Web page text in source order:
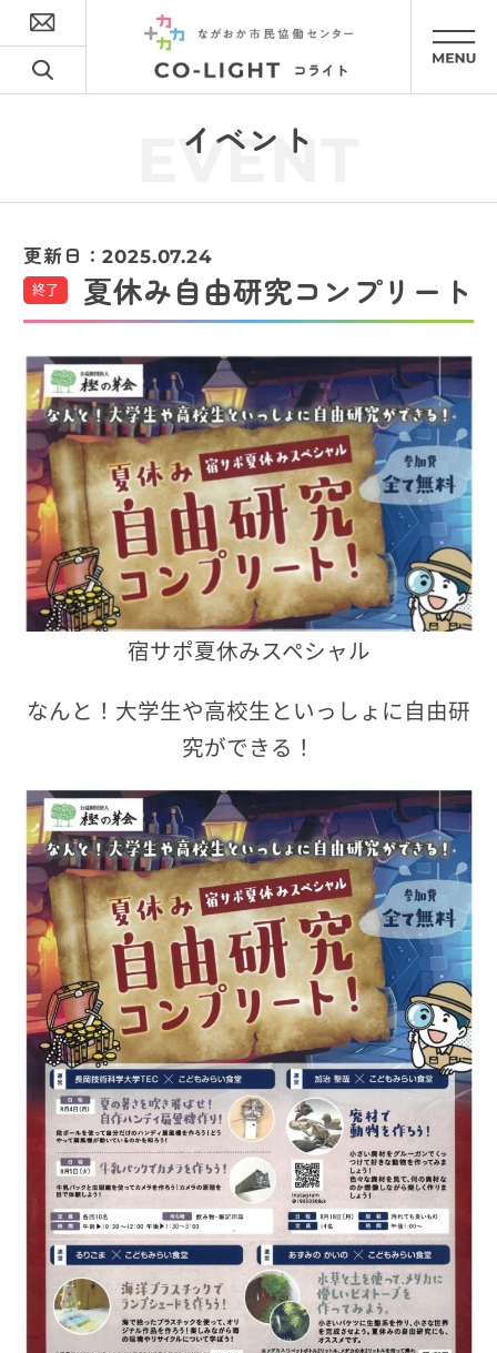
イベント
EVENT
更新日：2025.07.24
終了 夏休み自由研究コンプリート
宿サポ夏休みスペシャル
なんと！大学生や高校生といっしょに自由研
究ができる！